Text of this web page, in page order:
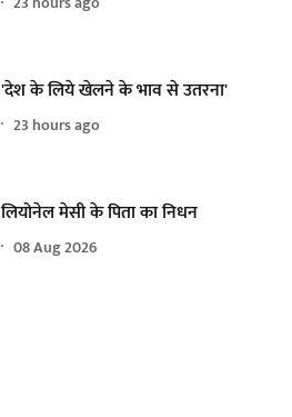
'देश के लिये खेलने के भाव से उतरना'
23 hours ago
लियोनेल मेसी के पिता का निधन
08 Aug 2026